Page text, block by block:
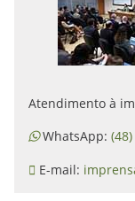
Atendimento à
WhatsApp:
E-mail: